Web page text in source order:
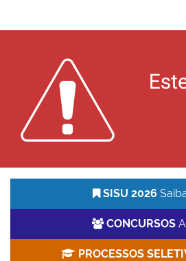
SISU 2026
CONCURSOS
PROCESSOS